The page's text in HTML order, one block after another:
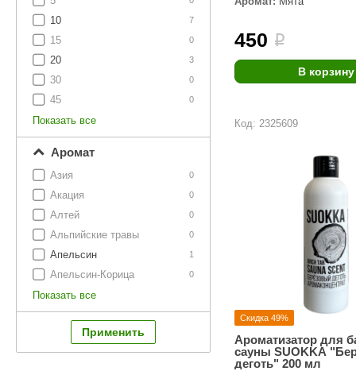
Для дома и дачи
Акции и скидки
Этна
Tikkurila
TABA MAGNUM
Termomuros
Finn icon Размахайка
7
10
0
15
3
20
0
30
0
45
Показать все
Аромат
0
Азия
0
Акация
0
Алтей
0
Альпийские травы
1
Апельсин
0
Апельсин-Корица
Показать все
450 i
В корзину
Код: 2325609
Скидка 49%
Ароматизатор для
сауны SUOKKA
деготь" 200 мл